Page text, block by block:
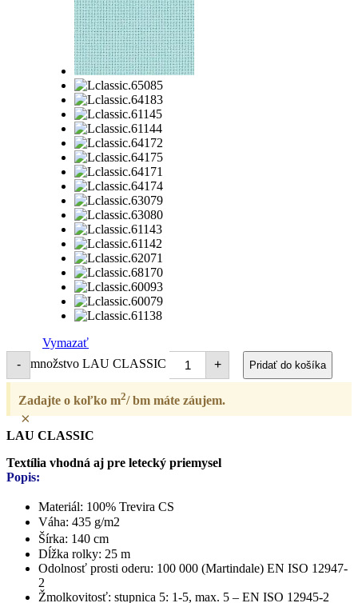
Vymazať
-
množstvo LAU CLASSIC + Pridať do košíka
Zadajte o koľko m2/ bm máte záujem.
×
LAU CLASSIC
Textília vhodná aj pre letecký priemysel
Popis:
Materiál: 100% Trevira CS
Váha: 435 g/m2
Šírka: 140 cm
Dĺžka rolky: 25 m
Odolnosť prosti oderu: 100 000 (Martindale) EN ISO 12947-
2
Žmolkovitosť: stupnica 5: 1-5, max. 5 – EN ISO 12945-2